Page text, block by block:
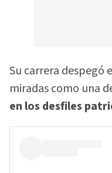
Su carrera despegó
miradas como una
en los desfiles